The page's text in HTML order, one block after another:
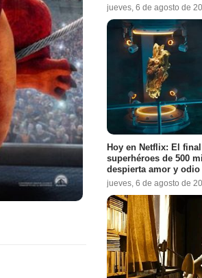
jueves, 6 de agosto de
Hoy en Netflix: El
superhéroes de 500
despierta amor y odio
jueves, 6 de agosto de